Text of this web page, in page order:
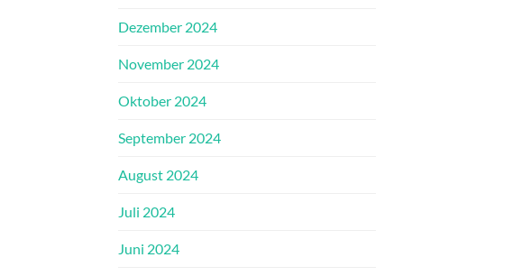
Dezember 2024
November 2024
Oktober 2024
September 2024
August 2024
Juli 2024
Juni 2024